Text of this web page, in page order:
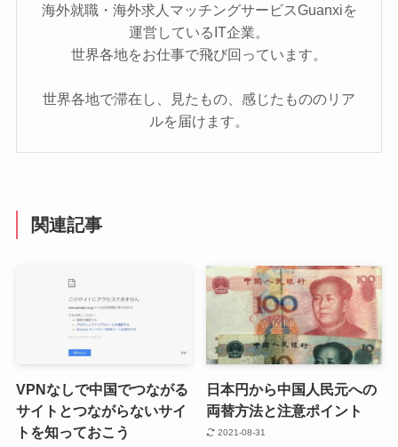
海外就職・海外求人マッチングサービスGuanxiを
運営しているIT企業。
世界各地をお仕事で飛び回っています。
世界各地で滞在し、見たもの、感じたもののリア
ルを届けます。
関連記事
VPNなしで中国でつながる
サイトとつながらないサイ
トを知っておこう
日本円から中国人民元への
両替方法と注意ポイント
2021-08-31